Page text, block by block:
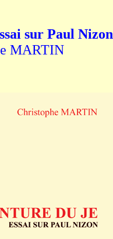
sur Paul Nizon
MARTIN